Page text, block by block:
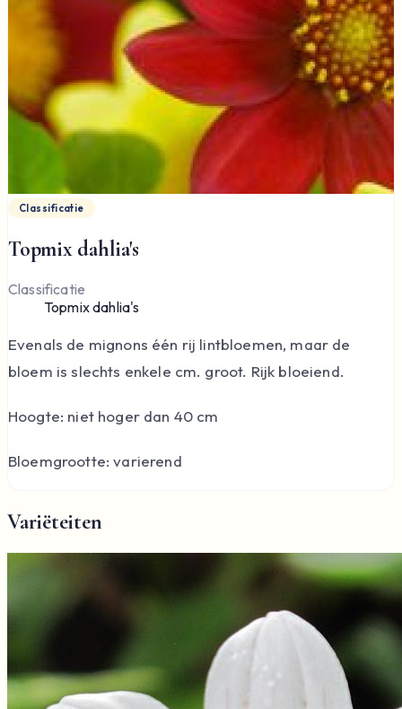
Classificatie
Topmix dahlia's
Classificatie
Topmix dahlia's
Evenals de mignons één rij lintbloemen, maar de
bloem is slechts enkele cm. groot. Rijk bloeiend.
Hoogte: niet hoger dan 40 cm
Bloemgrootte: varierend
Variëteiten